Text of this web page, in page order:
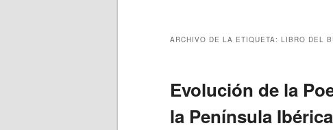
ARCHIVO DE LA ETIQUETA: LIBRO DEL
Evolución de la
la Península Ibérica